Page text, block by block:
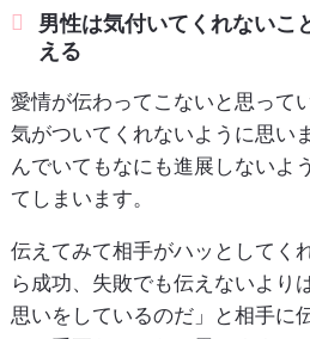
男性は気付いてくれないこ
える
愛情が伝わってこないと思って
気がついてくれないように思い
んでいてもなにも進展しないよ
てしまいます。
伝えてみて相手がハッとしてく
ら成功、失敗でも伝えないより
思いをしているのだ」と相手に